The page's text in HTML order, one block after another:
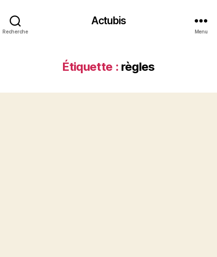
Recherche
Actubis
Menu
Étiquette : règles